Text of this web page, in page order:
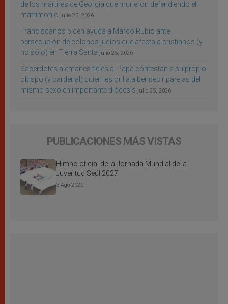
de los mártires de Georgia que murieron defendiendo el
matrimonio julio 25, 2026
Franciscanos piden ayuda a Marco Rubio ante
persecución de colonos judíos que afecta a cristianos (y
no sólo) en Tierra Santa julio 25, 2026
Sacerdotes alemanes fieles al Papa contestan a su propio
obispo (y cardenal) quien les orilla a bendecir parejas del
mismo sexo en importante diócesis julio 25, 2026
PUBLICACIONES MÁS VISTAS
Himno oficial de la Jornada Mundial de la
Juventud Seúl 2027
3 Ago 2026